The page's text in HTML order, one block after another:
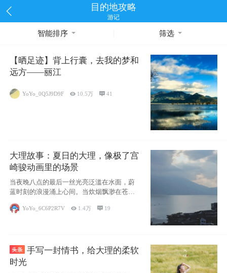
目的地攻略
游记
智能排序 筛选
【晒足迹】背上行囊，去我的梦和
远方——丽江
YoYo_0Q5J9D9F  10.5万 41
大理故事：夏日的大理，像极了宫
崎骏动画里的场景
当夜晚八点的最后一丝光亮泛滥在水面，蔚
蓝时刻的浪漫涌上心间。当炊烟飘渺在苍山
YoYo_6C6P2R7V  1.4万  19
手写一封情书，给大理的柔软
时光